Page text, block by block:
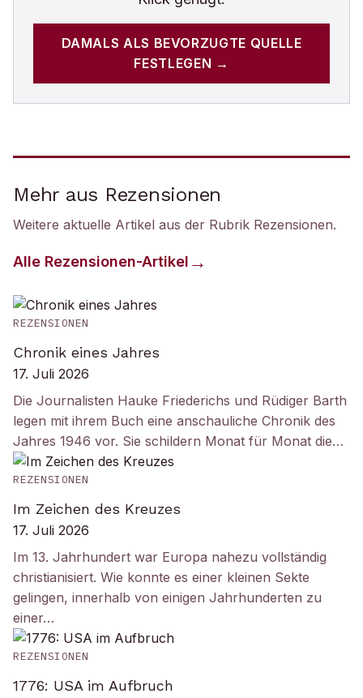
DAMALS ALS BEVORZUGTE QUELLE
FESTLEGEN →
Mehr aus Rezensionen
Weitere aktuelle Artikel aus der Rubrik Rezensionen.
Alle Rezensionen-Artikel
REZENSIONEN
Chronik eines Jahres
17. Juli 2026
Die Journalisten Hauke Friederichs und Rüdiger Barth
legen mit ihrem Buch eine anschauliche Chronik des
Jahres 1946 vor. Sie schildern Monat für Monat die…
REZENSIONEN
Im Zeichen des Kreuzes
17. Juli 2026
Im 13. Jahrhundert war Europa nahezu vollständig
christianisiert. Wie konnte es einer kleinen Sekte
gelingen, innerhalb von einigen Jahrhunderten zu
einer…
REZENSIONEN
1776: USA im Aufbruch